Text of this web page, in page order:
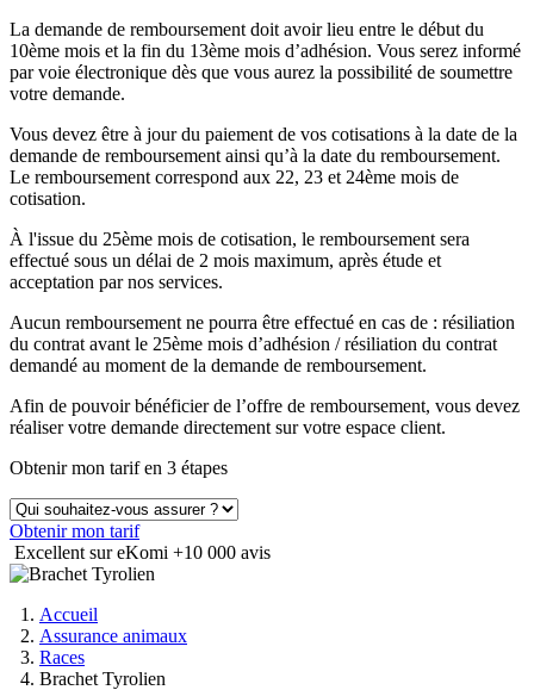
La demande de remboursement doit avoir lieu entre le début du
10ème mois et la fin du 13ème mois d’adhésion. Vous serez informé
par voie électronique dès que vous aurez la possibilité de soumettre
votre demande.
Vous devez être à jour du paiement de vos cotisations à la date de la
demande de remboursement ainsi qu’à la date du remboursement.
Le remboursement correspond aux 22, 23 et 24ème mois de
cotisation.
À l'issue du 25ème mois de cotisation, le remboursement sera
effectué sous un délai de 2 mois maximum, après étude et
acceptation par nos services.
Aucun remboursement ne pourra être effectué en cas de : résiliation
du contrat avant le 25ème mois d’adhésion / résiliation du contrat
demandé au moment de la demande de remboursement.
Afin de pouvoir bénéficier de l’offre de remboursement, vous devez
réaliser votre demande directement sur votre espace client.
Obtenir mon tarif en 3 étapes
Obtenir mon tarif
Excellent sur eKomi +10 000 avis
Accueil
Assurance animaux
Races
Brachet Tyrolien